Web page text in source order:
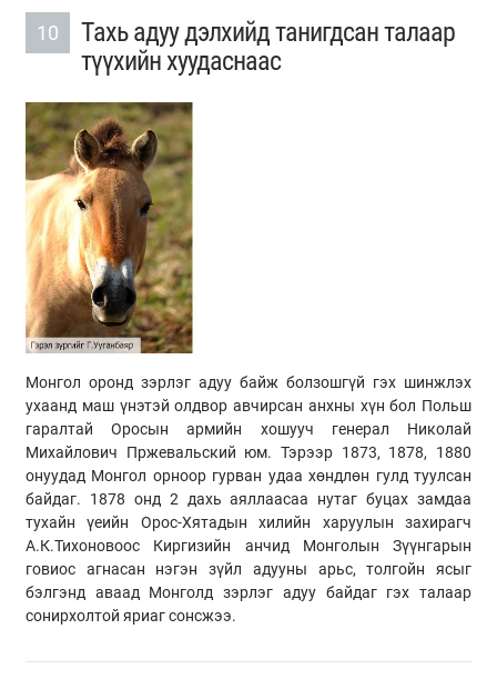
10
Тахь адуу дэлхийд танигдсан талаар
түүхийн хуудаснаас
Монгол оронд зэрлэг адуу байж болзошгүй гэх шинжлэх
ухаанд маш үнэтэй олдвор авчирсан анхны хүн бол Польш
гаралтай Оросын армийн хошууч генерал Николай
Михайлович Пржевальский юм. Тэрээр 1873, 1878, 1880
онуудад Монгол орноор гурван удаа хөндлөн гулд туулсан
байдаг. 1878 онд 2 дахь аяллаасаа нутаг буцах замдаа
тухайн үеийн Орос-Хятадын хилийн харуулын захирагч
А.К.Тихоновоос Киргизийн анчид Монголын Зүүнгарын
говиос агнасан нэгэн зүйл адууны арьс, толгойн ясыг
бэлгэнд аваад Монголд зэрлэг адуу байдаг гэх талаар
сонирхолтой яриаг сонсжээ.